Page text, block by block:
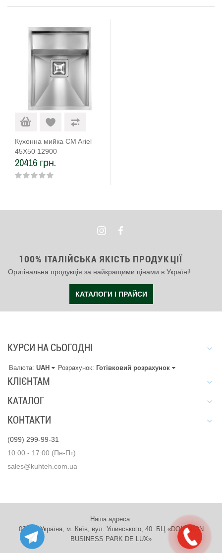
Кухонна мийка CM Ariel
45Х50 12900
20416 грн.
100% ІТАЛІЙСЬКА ЯКІСТЬ ПРОДУКЦІЇ
Оригінальна продукція за найкращими цінами в Україні!
КАТАЛОГИ І ПРАЙСИ
КУРСИ НА СЬОГОДНІ
Валюта: UAH Розрахунок: Готівковий розрахунок
КЛІЄНТАМ
КАТАЛОГ
КОНТАКТИ
(099) 299-99-31
10:00 - 17:00 (Пн-Пт)
sales@kuhteh.com.ua
Наша адреса:
03151, Україна, м. Київ, вул. Ушинського, 40. БЦ «DOMINION
BUSINESS PARK DE LUX»